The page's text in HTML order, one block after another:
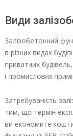
Види
Залізобетонний
в різних видах
приватних
і промислових
Затребуваність
тим, що термін
ви економите